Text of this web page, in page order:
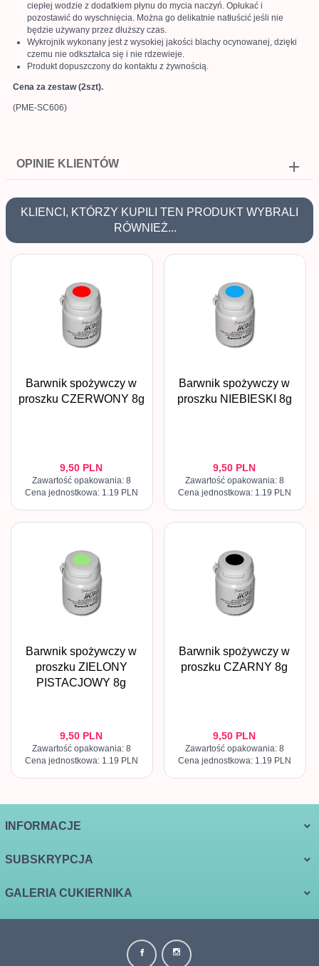
ciepłej wodzie z dodatkiem płynu do mycia naczyń. Opłukać i
pozostawić do wyschnięcia. Można go delikatnie natłuścić jeśli nie
będzie używany przez dłuższy czas.
Wykrojnik wykonany jest z wysokiej jakości blachy ocynowanej, dzięki
czemu nie odkształca się i nie rdzewieje.
Produkt dopuszczony do kontaktu z żywnością.
Cena za zestaw (2szt).
(PME-SC606)
OPINIE KLIENTÓW
KLIENCI, KTÓRZY KUPILI TEN PRODUKT WYBRALI
RÓWNIEŻ...
Barwnik spożywczy w
proszku CZERWONY 8g
9,50 PLN
Zawartość opakowania: 8
Cena jednostkowa: 1.19 PLN
Barwnik spożywczy w
proszku NIEBIESKI 8g
9,50 PLN
Zawartość opakowania: 8
Cena jednostkowa: 1.19 PLN
Barwnik spożywczy w
proszku ZIELONY
PISTACJOWY 8g
9,50 PLN
Zawartość opakowania: 8
Cena jednostkowa: 1.19 PLN
Barwnik spożywczy w
proszku CZARNY 8g
9,50 PLN
Zawartość opakowania: 8
Cena jednostkowa: 1.19 PLN
INFORMACJE
SUBSKRYPCJA
GALERIA CUKIERNIKA